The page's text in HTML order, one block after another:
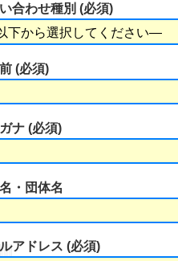
合わせ種別 (必須)
(必須)
ナ (必須)
・団体名
アドレス (必須)